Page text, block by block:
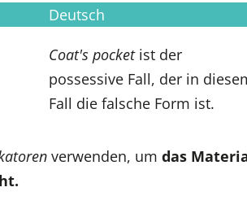
Deutsch
Coat's pocketist der
possessive Fall, der in
Fall die falsche Form ist.
verwenden, um das